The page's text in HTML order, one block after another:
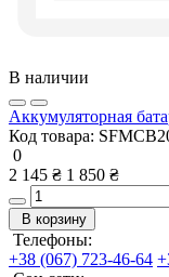
В наличии
Аккумуляторная
Код товара:
0
2 145 ₴ 1 850 ₴
В корзину
Телефоны:
+38 (067) 723-46-64